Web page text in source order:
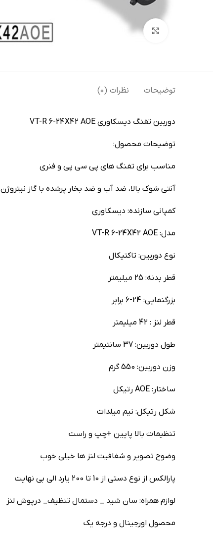
بزرگنمایی تصویر
توضیحات نظرات (0)
دوربین تفنگ دیسکاوری VT-R 6-24X42 AOE
توضیحات محصول:
مناسب برای تفنگ های پی سی پی و فنری
آنتی شوک بالا، ضد آب و ضد بخار پرشده با گاز نیتروژن
کمپانی سازنده: دیسکاوری
مدل: VT-R 6-24X42 AOE
نوع دوربین: تاکتیکال
قطر بدنه: 25 میلیمتر
بزرگنمایی: 24-6 برابر
قطر لنز : 42 میلیمتر
طول دوربین: 37 سانتیمتر
وزن دوربین: 550 گرم
ساختار: AOE رتیکل
شکل رتیکل: نیم میلدات
تنظیمات بالا پایین +چپ و راست
وضوح تصویر و شفافیت لنز ها خیلی خوب
پارالکس از نوع دستی از 10 تا 200 یارد الی بی نهایت
لوازم همراه: سان شید _ دستمال تنظیف_ درپوش لنز
محصول اورجینال و درجه یک